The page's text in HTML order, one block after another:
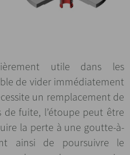
utile dans les
de vider immédiatement
un remplacement de
fuite, l’étoupe peut être
la perte à une goutte-à-
ainsi de poursuivre le